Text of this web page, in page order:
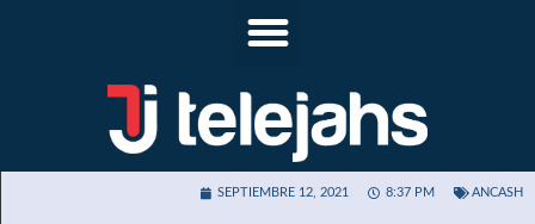
SEPTIEMBRE 12, 2021 8:37 PM ANCASH